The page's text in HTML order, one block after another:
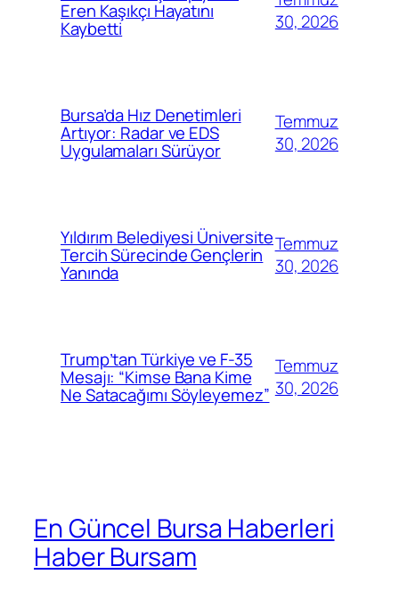
Eren Kaşıkçı Hayatını
Kaybetti
30, 2026
Bursa’da Hız Denetimleri
Artıyor: Radar ve EDS
Uygulamaları Sürüyor
Temmuz
30, 2026
Yıldırım Belediyesi Üniversite
Tercih Sürecinde Gençlerin
Yanında
Temmuz
30, 2026
Trump’tan Türkiye ve F-35
Mesajı: “Kimse Bana Kime
Ne Satacağımı Söyleyemez”
Temmuz
30, 2026
En Güncel Bursa Haberleri
Haber Bursam